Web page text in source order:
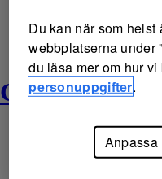
Gräsroten
Du kan när som
webbplatserna under
du läsa mer om hur
personuppgifter.
Anpassa